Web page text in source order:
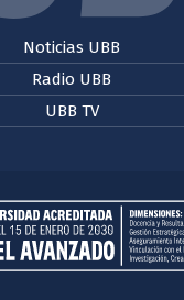
Noticias UBB
Radio UBB
UBB TV